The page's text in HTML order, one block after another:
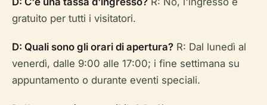
gratuito per tutti i visitatori.
D: Quali sono gli orari di apertura? R: Dal lunedì al
venerdì, dalle 9:00 alle 17:00; i fine settimana su
appuntamento o durante eventi speciali.